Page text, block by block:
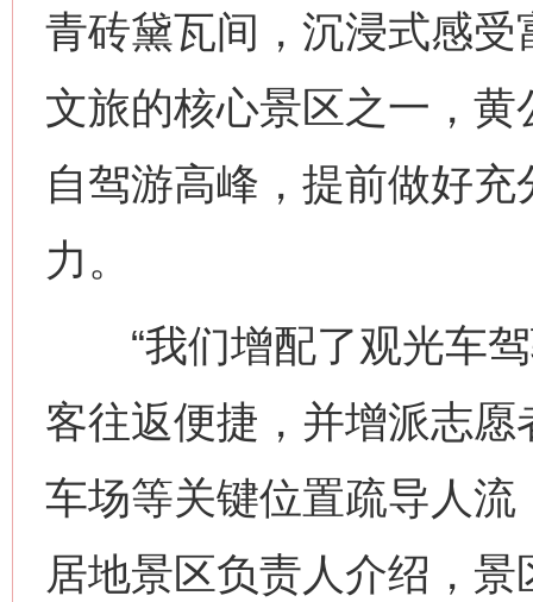
青砖黛瓦间，沉浸式感
文旅的核心景区之一，黄
自驾游高峰，提前做好
力。
“我们增配了观光车驾
客往返便捷，并增派志
车场等关键位置疏导人流
居地景区负责人介绍，